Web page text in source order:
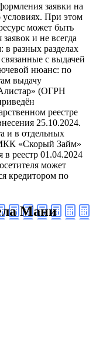
заявки на
При этом
может быть
и не всегда
в разных разделах
с выдачей
нюанс: по
выдачу
(ОГРН
реестре
25.10.2024.
и в отдельных
«Скорый Займ»
реестр 01.04.2024
может
кредитором по
Мани